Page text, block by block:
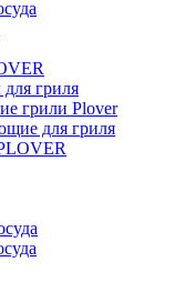
гриля
грили Plover
для гриля